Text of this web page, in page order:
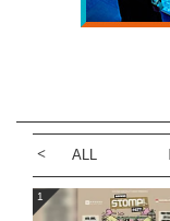
ALL
1